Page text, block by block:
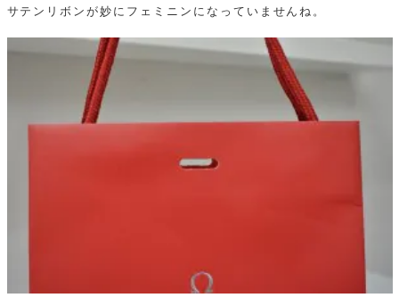
サテンリボンが妙にフェミニンになっていませんね。